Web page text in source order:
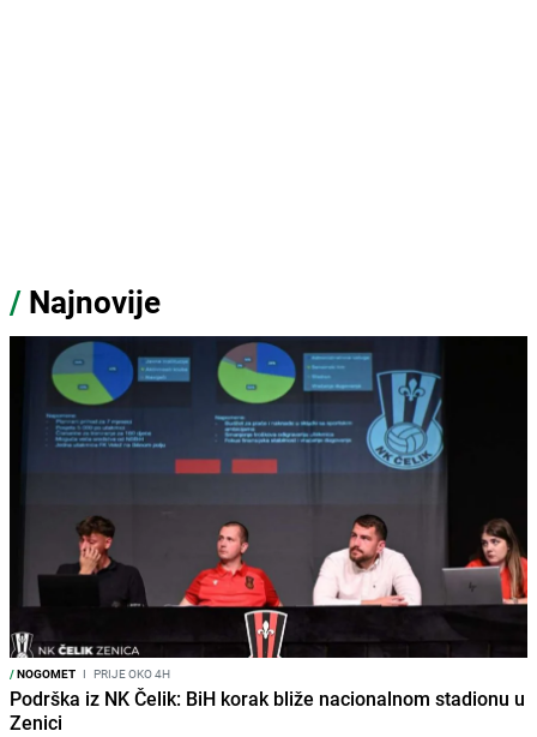
/ Najnovije
/NOGOMET I PRIJE OKO 4H
Podrška iz NK Čelik: BiH korak bliže nacionalnom stadionu u
Zenici